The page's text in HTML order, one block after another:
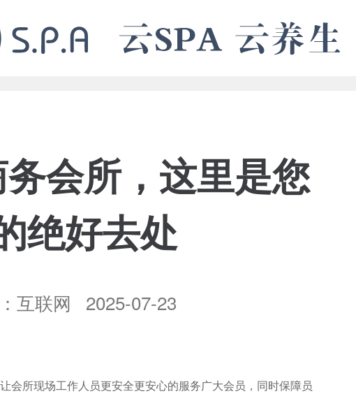
会所，这里是您
绝好去处
互联网 2025-07-23
会所现场工作人员更安全更安心的服务广大会员，同时保障员